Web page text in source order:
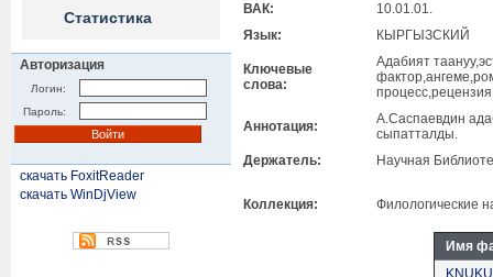
Статистика
Авторизация
Логин:
Пароль:
скачать FoxitReader
скачать WinDjView
ВАК:
10.01.01.
Язык:
КЫРГЫЗСКИЙ
Ключевые
слова:
Адабият
Аннотация:
А.Саспаевдин
сыпатталды.
Держатель:
Научная
Коллекция: Филологические
Имя